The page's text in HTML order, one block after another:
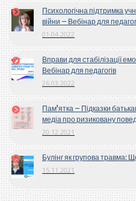
Психологічна підтримка
війни – Вебінар для
01.04.2022
Вправи для стабілізації
Вебінар для педагогів
26.03.2022
Пам’ятка – Підказки
медіа про ризиковану
20.12.2021
Булінг як групова травма:
15.11.2021